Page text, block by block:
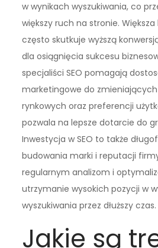
w wynikach wyszukiwania, co
większy ruch na stronie.
często skutkuje wyższą
dla osiągnięcia sukcesu
specjaliści SEO pomagają
marketingowe do
rynkowych oraz preferencji
pozwala na lepsze dotarcie do
Inwestycja w SEO to także
budowania marki i reputacji
regularnym analizom i
utrzymanie wysokich pozycji w
wyszukiwania przez dłuższy czas.
Jakie są